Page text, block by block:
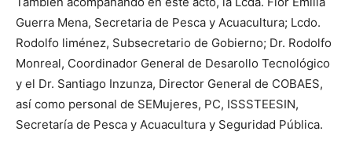
Guerra Mena, Secretaria de Pesca y Acuacultura; Lcdo.
Rodolfo liménez, Subsecretario de Gobierno; Dr. Rodolfo
Monreal, Coordinador General de Desarollo Tecnológico
y el Dr. Santiago Inzunza, Director General de COBAES,
así como personal de SEMujeres, PC, ISSSTEESIN,
Secretaría de Pesca y Acuacultura y Seguridad Pública.